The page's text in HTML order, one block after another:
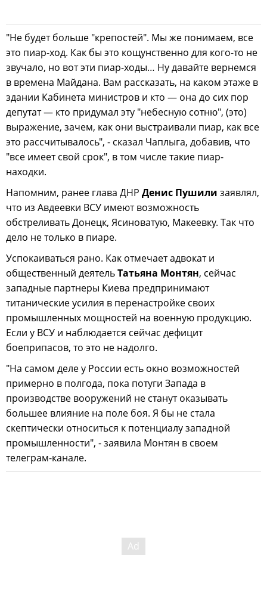
"Не будет больше "крепостей". Мы же понимаем, все
это пиар-ход. Как бы это кощунственно для кого-то не
звучало, но вот эти пиар-ходы… Ну давайте вернемся
в времена Майдана. Вам рассказать, на каком этаже в
здании Кабинета министров и кто — она до сих пор
депутат — кто придумал эту "небесную сотню", (это)
выражение, зачем, как они выстраивали пиар, как все
это рассчитывалось", - сказал Чаплыга, добавив, что
"все имеет свой срок", в том числе такие пиар-
находки.
Напомним, ранее глава ДНР Денис Пушили заявлял,
что из Авдеевки ВСУ имеют возможность
обстреливать Донецк, Ясиноватую, Макеевку. Так что
дело не только в пиаре.
Успокаиваться рано. Как отмечает адвокат и
общественный деятельТатьяна Монтян, сейчас
западные партнеры Киева предпринимают
титанические усилия в перенастройке своих
промышленных мощностей на военную продукцию.
Если у ВСУ и наблюдается сейчас дефицит
боеприпасов, то это не надолго.
"На самом деле у России есть окно возможностей
примерно в полгода, пока потуги Запада в
производстве вооружений не станут оказывать
большее влияние на поле боя. Я бы не стала
скептически относиться к потенциалу западной
промышленности", - заявила Монтян в своем
телеграм-канале.